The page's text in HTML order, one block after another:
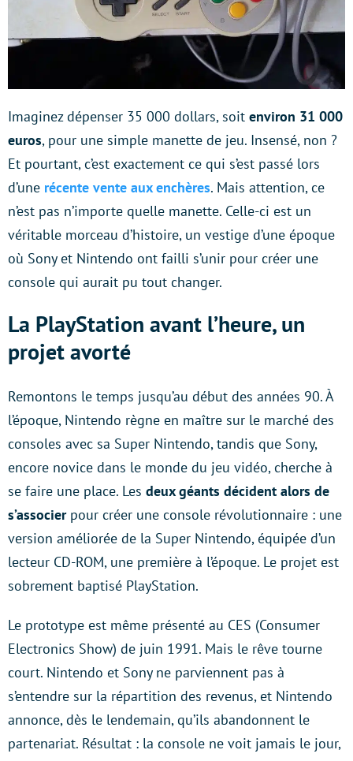
Imaginez dépenser 35 000 dollars, soit environ 31 000
euros, pour une simple manette de jeu. Insensé, non ?
Et pourtant, c’est exactement ce qui s’est passé lors
d’une récente vente aux enchères. Mais attention, ce
n’est pas n’importe quelle manette. Celle-ci est un
véritable morceau d’histoire, un vestige d’une époque
où Sony et Nintendo ont failli s’unir pour créer une
console qui aurait pu tout changer.
La PlayStation avant l’heure, un
projet avorté
Remontons le temps jusqu’au début des années 90. À
l’époque, Nintendo règne en maître sur le marché des
consoles avec sa Super Nintendo, tandis que Sony,
encore novice dans le monde du jeu vidéo, cherche à
se faire une place. Les deux géants décident alors de
s’associerpour créer une console révolutionnaire : une
version améliorée de la Super Nintendo, équipée d’un
lecteur CD-ROM, une première à l’époque. Le projet est
sobrement baptisé PlayStation.
Le prototype est même présenté au CES (Consumer
Electronics Show) de juin 1991. Mais le rêve tourne
court. Nintendo et Sony ne parviennent pas à
s’entendre sur la répartition des revenus, et Nintendo
annonce, dès le lendemain, qu’ils abandonnent le
partenariat. Résultat : la console ne voit jamais le jour,